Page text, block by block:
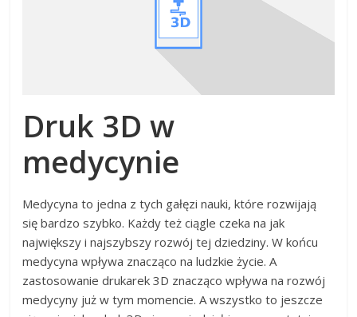
Druk 3D w
medycynie
Medycyna to jedna z tych gałęzi nauki, które rozwijają
się bardzo szybko. Każdy też ciągle czeka na jak
największy i najszybszy rozwój tej dziedziny. W końcu
medycyna wpływa znacząco na ludzkie życie. A
zastosowanie drukarek 3D znacząco wpływa na rozwój
medycyny już w tym momencie. A wszystko to jeszcze